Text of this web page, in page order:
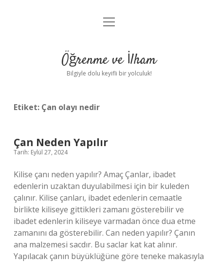
Anasayfa
Yasal Uyarı
menüyü
Öğrenme ve İlham
Bilgiyle dolu keyifli bir yolculuk!
Etiket: Çan olayı nedir
Çan Neden Yapılır
Tarih: Eylül 27, 2024
Kilise çanı neden yapılır? Amaç Çanlar, ibadet
edenlerin uzaktan duyulabilmesi için bir kuleden
çalınır. Kilise çanları, ibadet edenlerin cemaatle
birlikte kiliseye gittikleri zamanı gösterebilir ve
ibadet edenlerin kiliseye varmadan önce dua etme
zamanını da gösterebilir. Can neden yapılır? Çanın
ana malzemesi sacdır. Bu saclar kat kat alınır.
Yapılacak çanın büyüklüğüne göre teneke makasıyla